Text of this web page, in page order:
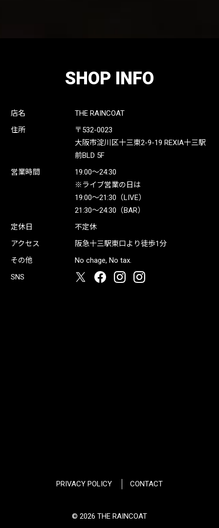
SHOP INFO
店名
THE RAINCOAT
住所
〒532-0023
大阪市淀川区十三東2-9-19 REXIA十三駅
前BLD 5F
営業時間
19:00〜24:30
※ライブ営業の日は
19:00〜21:30（LIVE）
21:30〜24:30（BAR）
定休日
不定休
アクセス
阪急十三駅東口より徒歩1分
その他
No chage, No tax.
SNS
PRIVACY POLICY CONTACT
© 2026 THE RAINCOAT